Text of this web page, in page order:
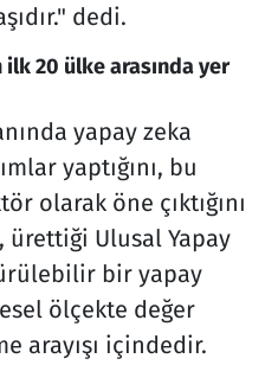
dedi.
ilk 20 ülke arasında yer
yapay zeka
yaptığını, bu
olarak öne çıktığını
Ulusal Yapay
bir yapay
ölçekte değer
arayışı içindedir.